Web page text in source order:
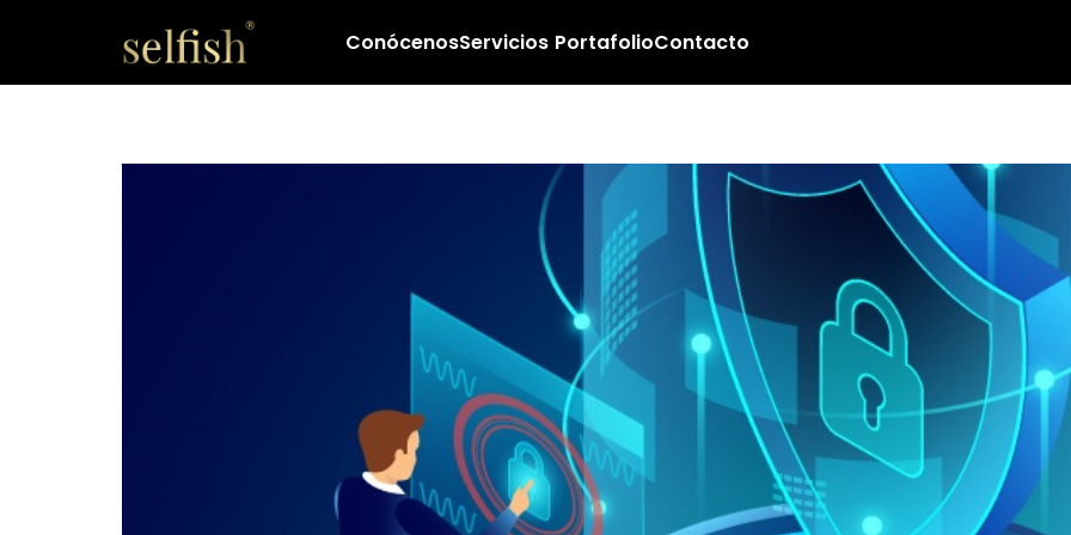
ConócenosServicios PortafolioContacto